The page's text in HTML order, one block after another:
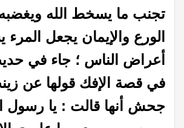
تجنب ما يسخط الله
الورع والإيمان يجعل
أعراض الناس ؛ جاء في
في قصة الإفك قولها عن
جحش أنها قالت : يا رسول